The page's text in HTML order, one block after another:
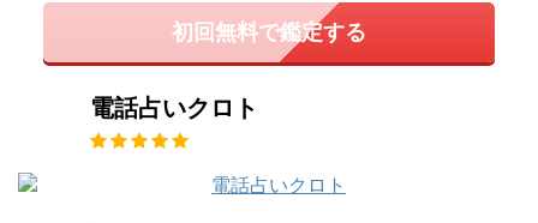
初回無料で鑑定する
電話占いクロト